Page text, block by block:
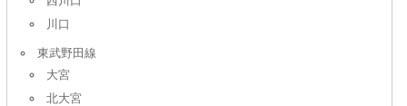
川口
東武野田線
大宮
北大宮